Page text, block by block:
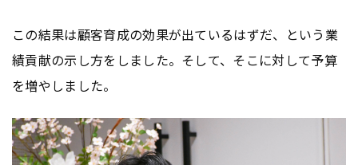
この結果は顧客育成の効果が出ているはずだ、という業
績貢献の示し方をしました。そして、そこに対して予算
を増やしました。